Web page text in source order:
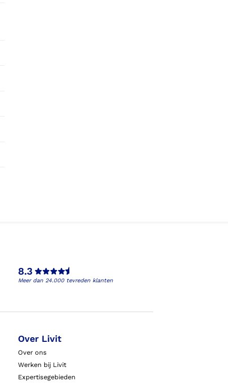
8.3
Meer dan 24.000 tevreden klanten
Over Livit
Over ons
Werken bij Livit
Expertisegebieden